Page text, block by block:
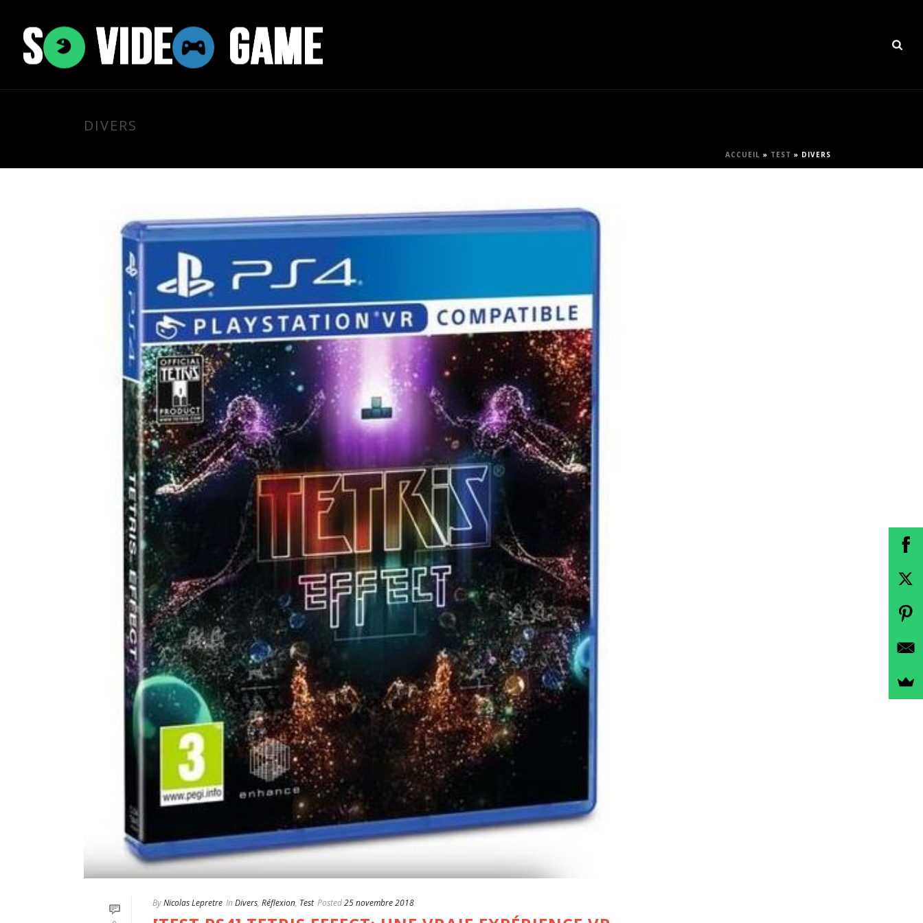
DIVERS
ACCUEIL » TEST » DIVERS
ByNicolas Lepretre In Divers, Réflexion, Test Posted25 novembre 2018